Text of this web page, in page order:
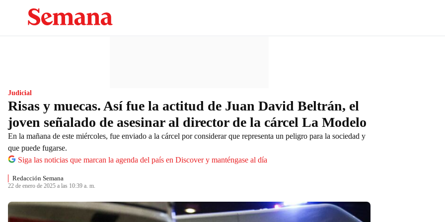
Judicial
Risas y muecas. Así fue la actitud de Juan David Beltrán, el
joven señalado de asesinar al director de la cárcel La Modelo
En la mañana de este miércoles, fue enviado a la cárcel por considerar que representa un peligro para la sociedad y
que puede fugarse.
Siga las noticias que marcan la agenda del país en Discover y manténgase al día
Redacción Semana
22 de enero de 2025 a las 10:39 a. m.